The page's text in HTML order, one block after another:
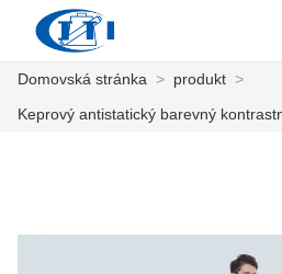
العربية česky
Domovská stránka > produkt >
Keprový antistatický barevný